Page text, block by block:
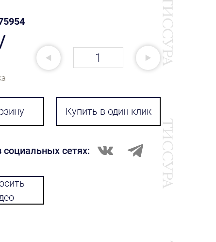
Купить в один клик
социальных сетях: